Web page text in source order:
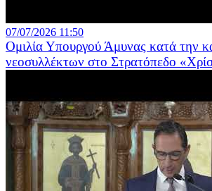
07/07/2026 11:50
Ομιλία Υπουργού Άμυνας κατά την
νεοσυλλέκτων στο Στρατόπεδο